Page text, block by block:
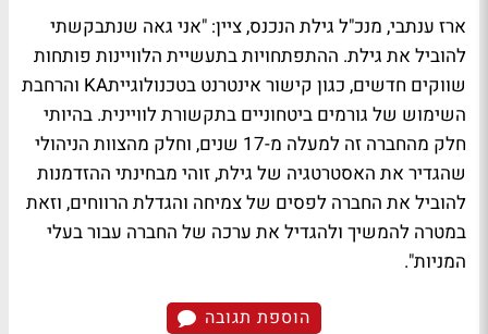
ארז ענתבי, מנכ"ל גילת הנכנס, ציין: "אני גאה שנתבקשתי
להוביל את גילת. ההתפתחויות בתעשיית הלוויינות פותחות
שווקים חדשים, כגון קישור אינטרנט בטכנולוגייתKA והרחבת
השימוש של גורמים ביטחוניים בתקשורת לוויינית. בהיותי
חלק מהחברה זה למעלה מ-17 שנים, וחלק מהצוות הניהולי
שהגדיר את האסטרטגיה של גילת, זוהי מבחינתי ההזדמנות
להוביל את החברה לפסים של צמיחה והגדלת הרווחים, וזאת
במטרה להמשיך ולהגדיל את ערכה של החברה עבור בעלי
המניות".
הוספת תגובה